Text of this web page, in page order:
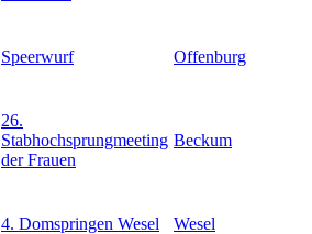
Speerwurf Offenburg
26.
Stabhochsprungmeeting
der Frauen
Beckum
4. Domspringen Wesel Wesel